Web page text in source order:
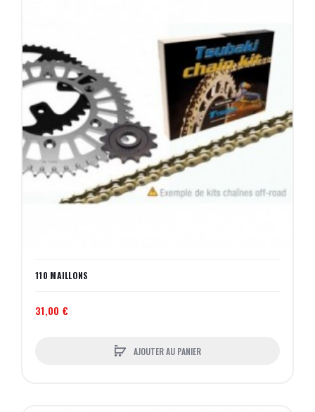
110 MAILLONS
31,00 €
AJOUTER AU PANIER